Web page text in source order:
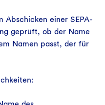
Abschicken einer SEPA-
geprüft, ob der Name
Namen passt, der für